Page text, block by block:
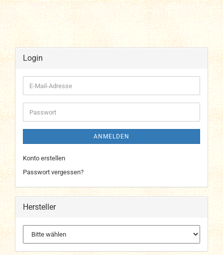
Login
E-
Mail-
Adresse
Passwort
ANMELDEN
Konto erstellen
Passwort vergessen?
Hersteller